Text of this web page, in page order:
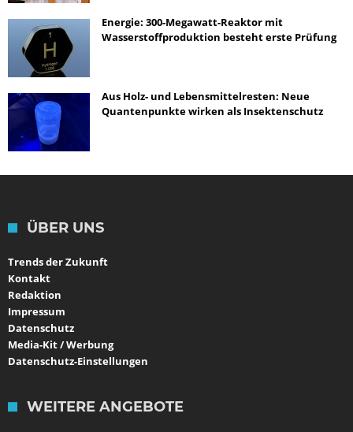
Energie: 300-Megawatt-Reaktor mit
Wasserstoffproduktion besteht erste Prüfung
Aus Holz- und Lebensmittelresten: Neue
Quantenpunkte wirken als Insektenschutz
ÜBER UNS
Trends der Zukunft
Kontakt
Redaktion
Impressum
Datenschutz
Media-Kit / Werbung
Datenschutz-Einstellungen
WEITERE ANGEBOTE